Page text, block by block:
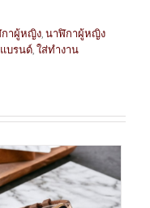
าผู้หญิง,นาฬิกาผู้หญิง
บรนด์,ใส่ทำงาน